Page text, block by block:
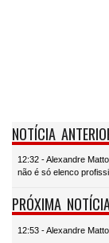
NOTÍCIA
12:32 - Alexandre
não é só elenco
PRÓXIMA
12:53 - Alexandre